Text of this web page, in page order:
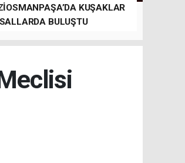
KUŞAKLAR
BULUŞTU